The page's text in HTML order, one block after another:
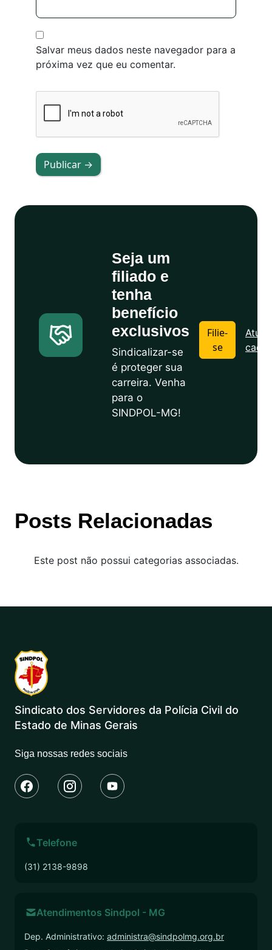
Salvar meus dados neste navegador para a
próxima vez que eu comentar.
Publicar →
Seja um
filiado e
tenha
benefício
exclusivos
Sindicalizar-se
é proteger sua
carreira. Venha
para o
SINDPOL-MG!
Filie-
se
Posts Relacionadas
Este post não possui categorias associadas.
Sindicato dos Servidores da Polícia Civil do
Estado de Minas Gerais
Siga nossas redes sociais
Telefone
(31) 2138-9898
Atendimentos Sindpol - MG
Dep. Administrativo: administra@sindpolmg.org.br